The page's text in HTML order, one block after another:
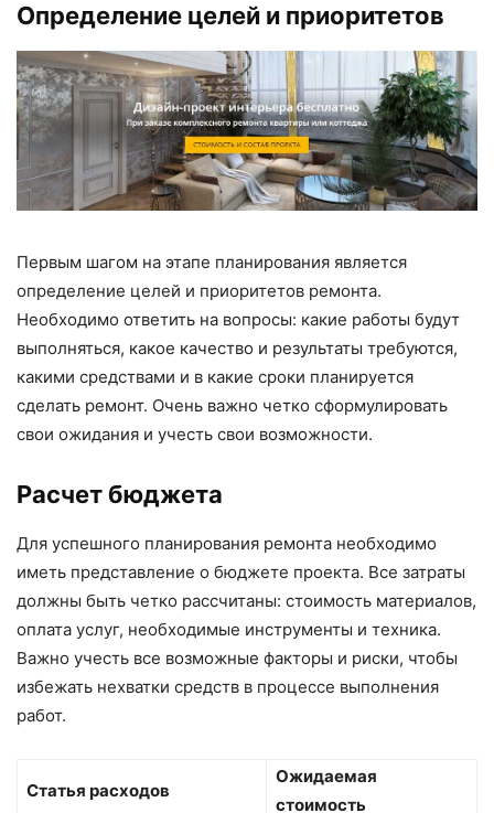
Определение целей и приоритетов
Первым шагом на этапе планирования является
определение целей и приоритетов ремонта.
Необходимо ответить на вопросы: какие работы будут
выполняться, какое качество и результаты требуются,
какими средствами и в какие сроки планируется
сделать ремонт. Очень важно четко сформулировать
свои ожидания и учесть свои возможности.
Расчет бюджета
Для успешного планирования ремонта необходимо
иметь представление о бюджете проекта. Все затраты
должны быть четко рассчитаны: стоимость материалов,
оплата услуг, необходимые инструменты и техника.
Важно учесть все возможные факторы и риски, чтобы
избежать нехватки средств в процессе выполнения
работ.
Статья расходов
Ожидаемая
стоимость